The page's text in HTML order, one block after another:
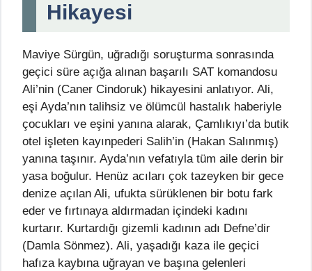
Hikayesi
Maviye Sürgün, uğradığı soruşturma sonrasında
geçici süre açığa alınan başarılı SAT komandosu
Ali’nin (Caner Cindoruk) hikayesini anlatıyor. Ali,
eşi Ayda’nın talihsiz ve ölümcül hastalık haberiyle
çocukları ve eşini yanına alarak, Çamlıkıyı’da butik
otel işleten kayınpederi Salih’in (Hakan Salınmış)
yanına taşınır. Ayda’nın vefatıyla tüm aile derin bir
yasa boğulur. Henüz acıları çok tazeyken bir gece
denize açılan Ali, ufukta sürüklenen bir botu fark
eder ve fırtınaya aldırmadan içindeki kadını
kurtarır. Kurtardığı gizemli kadının adı Defne’dir
(Damla Sönmez). Ali, yaşadığı kaza ile geçici
hafıza kaybına uğrayan ve başına gelenleri